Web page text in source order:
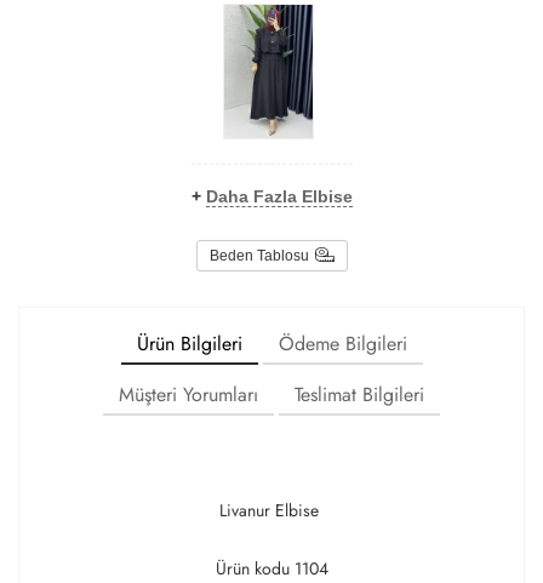
+ Daha Fazla Elbise
Beden Tablosu
Ürün Bilgileri
Ödeme Bilgileri
Müşteri Yorumları
Teslimat Bilgileri
Livanur Elbise
Ürün kodu 1104